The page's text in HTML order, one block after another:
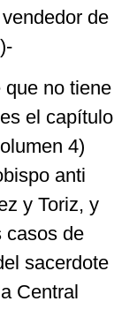
de
no tiene
el capítulo
4)
anti
y Toriz, y
casos de
sacerdote
Central